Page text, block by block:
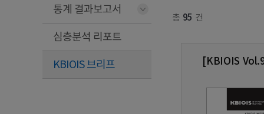
통계 결과보고서
심층분석 리포트
KBIOIS 브리프
총 95 건
[KBIOIS